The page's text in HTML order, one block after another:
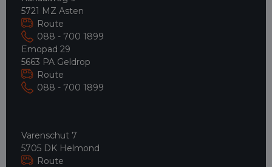
5721 MZ Asten
Route
088 - 700 1899
Emopad 29
5663 PA Geldrop
Route
088 - 700 1899
Varenschut 7
5705 DK Helmond
Route